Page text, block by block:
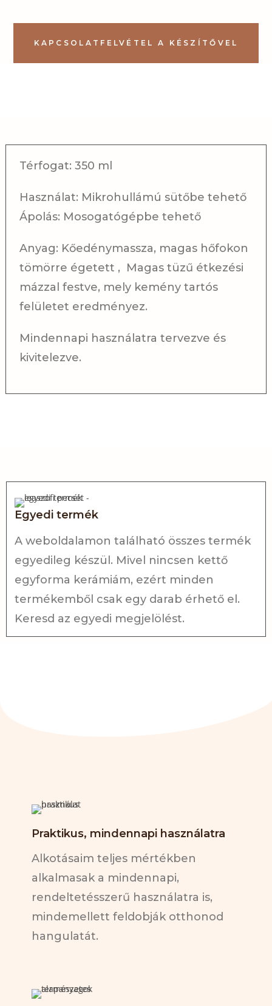
KAPCSOLATFELVÉTEL A KÉSZÍTŐVEL
Térfogat: 350 ml
Használat: Mikrohullámú sütőbe tehető
Ápolás: Mosogatógépbe tehető
Anyag: Kőedénymassza, magas hőfokon
tömörre égetett , Magas tüzű étkezési
mázzal festve, mely kemény tartós
felületet eredményez.
Mindennapi használatra tervezve és
kivitelezve.
Egyedi termék
A weboldalamon található összes termék
egyedileg készül. Mivel nincsen kettő
egyforma kerámiám, ezért minden
termékemből csak egy darab érhető el.
Keresd az egyedi megjelölést.
Praktikus, mindennapi használatra
Alkotásaim teljes mértékben
alkalmasak a mindennapi,
rendeltetésszerű használatra is,
mindemellett feldobják otthonod
hangulatát.